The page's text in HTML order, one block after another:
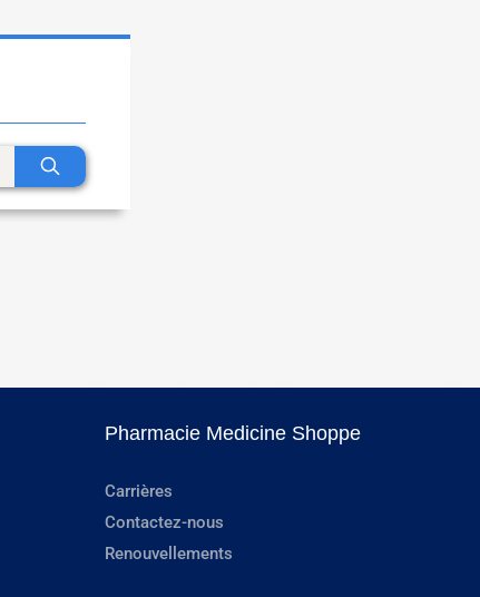
Pharmacie Medicine Shoppe
Carrières
Contactez-nous
Renouvellements